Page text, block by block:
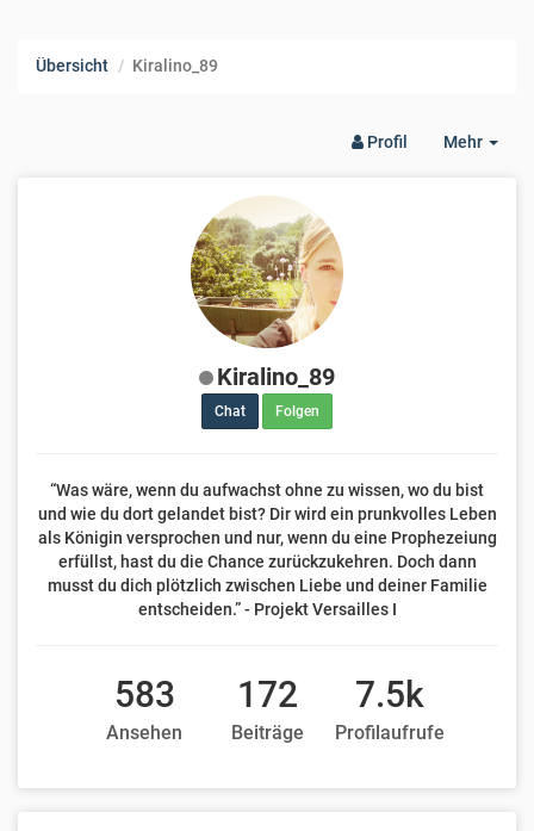
Übersicht Kiralino_89
Mehr
Profil
Kiralino_89
Chat Folgen
“Was wäre, wenn du aufwachst ohne zu wissen, wo du bist
und wie du dort gelandet bist? Dir wird ein prunkvolles Leben
als Königin versprochen und nur, wenn du eine Prophezeiung
erfüllst, hast du die Chance zurückzukehren. Doch dann
musst du dich plötzlich zwischen Liebe und deiner Familie
entscheiden.” - Projekt Versailles I
583
Ansehen
172
Beiträge
7.5k
Profilaufrufe